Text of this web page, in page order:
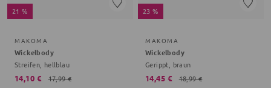
21 %
MAKOMA
Wickelbody
Streifen, hellblau
14,10 € 17,99 €
23 %
MAKOMA
Wickelbody
Gerippt, braun
14,45 € 18,99 €